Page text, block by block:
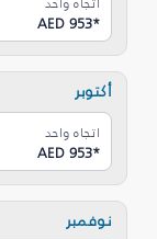
AED 953*
أكتوبر
اتجاه واحد
AED 953*
نوفمبر